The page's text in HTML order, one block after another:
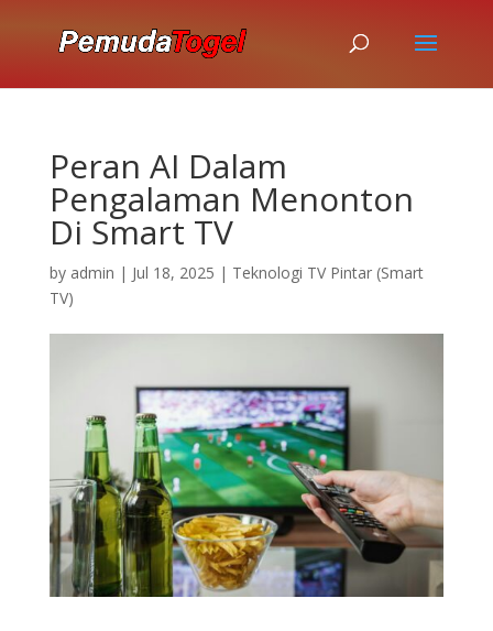
Peran AI Dalam
Pengalaman Menonton
Di Smart TV
by admin | Jul 18, 2025 | Teknologi TV Pintar (Smart
TV)